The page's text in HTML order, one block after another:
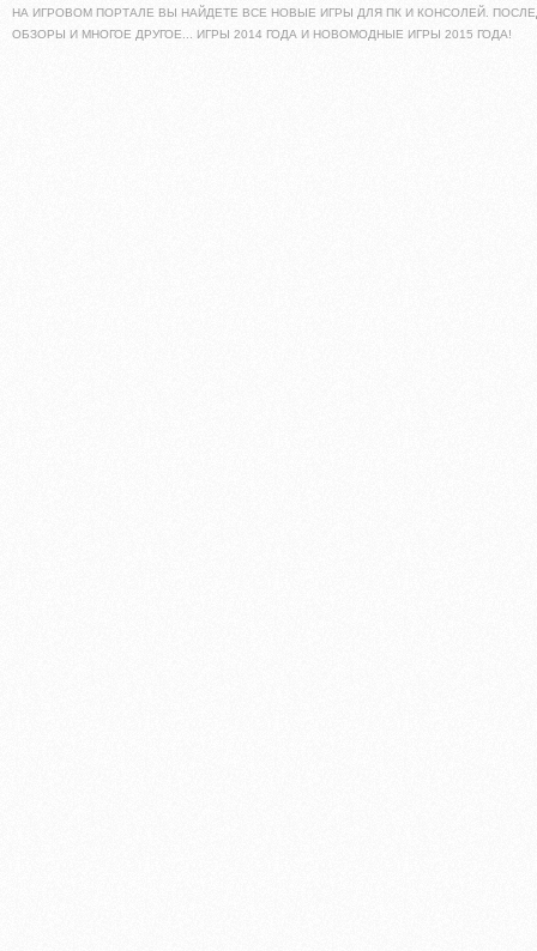
НА ИГРОВОМ ПОРТАЛЕ ВЫ НАЙДЕТЕ ВСЕ НОВЫЕ ИГРЫ ДЛЯ ПК И КОНСОЛЕЙ.
ОБЗОРЫ И МНОГОЕ ДРУГОЕ... ИГРЫ 2014 ГОДА И НОВОМОДНЫЕ ИГРЫ 2015 ГОДА!